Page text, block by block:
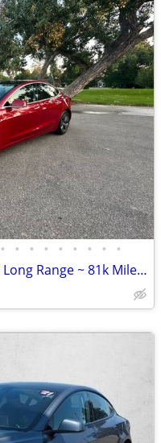
• • • • • • • • •
2019 Tesla Model 3 Dual Motor Long Range ~ 81k Miles, Red & Blk, MINT!